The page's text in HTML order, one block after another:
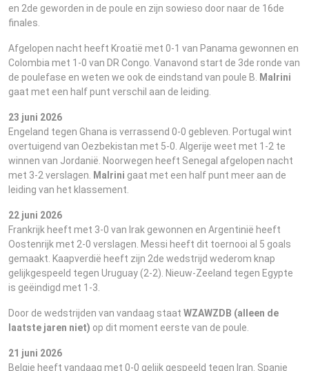
en 2de geworden in de poule en zijn sowieso door naar de 16de
finales.
Afgelopen nacht heeft Kroatië met 0-1 van Panama gewonnen en
Colombia met 1-0 van DR Congo. Vanavond start de 3de ronde van
de poulefase en weten we ook de eindstand van poule B.
Malrini
gaat met een half punt verschil aan de leiding.
23 juni 2026
Engeland tegen Ghana is verrassend 0-0 gebleven. Portugal wint
overtuigend van Oezbekistan met 5-0. Algerije weet met 1-2 te
winnen van Jordanië. Noorwegen heeft Senegal afgelopen nacht
met 3-2 verslagen.
Malrini gaat met een half punt meer aan de
leiding van het klassement.
22 juni 2026
Frankrijk heeft met 3-0 van Irak gewonnen en Argentinië heeft
Oostenrijk met 2-0 verslagen. Messi heeft dit toernooi al 5 goals
gemaakt. Kaapverdië heeft zijn 2de wedstrijd wederom knap
gelijkgespeeld tegen Uruguay (2-2). Nieuw-Zeeland tegen Egypte
is geëindigd met 1-3.
Door de wedstrijden van vandaag staat WZAWZDB (alleen de
laatste jaren niet) op dit moment eerste van de poule.
21 juni 2026
Belgie heeft vandaag met 0-0 gelijk gespeeld tegen Iran. Spanje